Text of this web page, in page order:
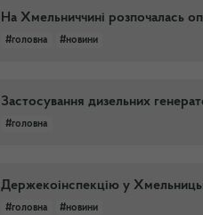
На Хмельниччині розпочалась
#головна #новини
Застосування дизельних
#головна
Держекоінспекцію у
#головна #новини